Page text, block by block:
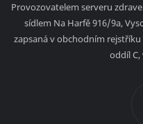
Provozovatelem serveru
sídlem Na Harfě 916/9a,
zapsaná v obchodním
oddíl C,